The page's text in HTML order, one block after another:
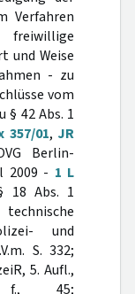
Verfahren
und Weise
- zu
vom
§ 42 Abs. 1
357/01, JR
Berlin-
2009 - 1 L
18 Abs. 1
und
S. 332;
5. Aufl.,
45;